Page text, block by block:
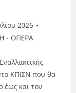
2026
- ΟΠΕΡΑ
ΚΠΙΣΝ που θα
έως και τον